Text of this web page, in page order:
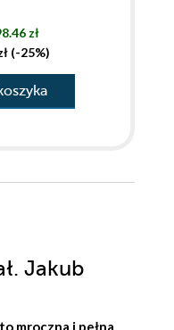
zł
(-25%)
Jakub
to mroczna i pełna